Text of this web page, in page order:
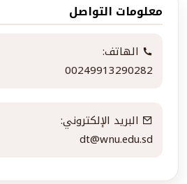
معلومات التواصل
الهاتف:
00249913290282
البريد الإلكتروني:
dt@wnu.edu.sd